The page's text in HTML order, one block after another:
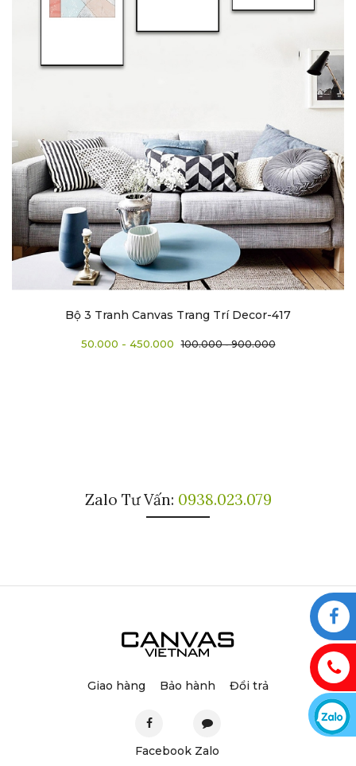
Bộ 3 Tranh Canvas Trang Trí Decor-417
50.000 - 450.000 100.000 - 900.000
Zalo Tư Vấn: 0938.023.079
Giao hàng Bảo hành Đổi trả
Facebook Zalo